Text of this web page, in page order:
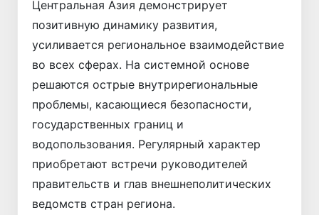
Центральная Азия демонстрирует
позитивную динамику развития,
усиливается регио­нальное взаимодействие
во всех сферах. На системной основе
решаются острые внутрирегиональные
проб­лемы, касающиеся безопасности,
государственных границ и
водопользования. Регулярный характер
приобретают встречи руководителей
правительств и глав внешнеполитических
ведомств стран региона.